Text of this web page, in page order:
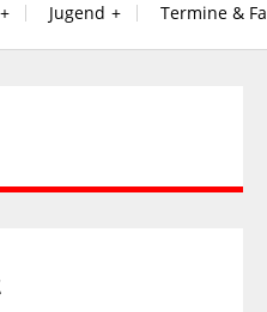
Jugend Termine &